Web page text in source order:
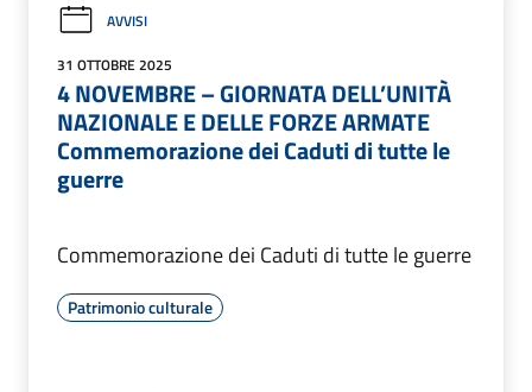
AVVISI
31 OTTOBRE 2025
4 NOVEMBRE – GIORNATA DELL’UNITÀ
NAZIONALE E DELLE FORZE ARMATE
Commemorazione dei Caduti di tutte le
guerre
Commemorazione dei Caduti di tutte le guerre
Patrimonio culturale